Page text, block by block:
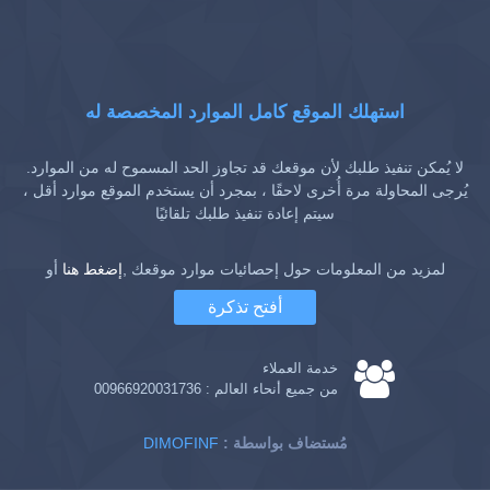
استهلك الموقع كامل الموارد المخصصة له
لا يُمكن تنفيذ طلبك لأن موقعك قد تجاوز الحد المسموح له من الموارد.
يُرجى المحاولة مرة أُخرى لاحقًا ، بمجرد أن يستخدم الموقع موارد أقل ،
سيتم إعادة تنفيذ طلبك تلقائيًا
لمزيد من المعلومات حول إحصائيات موارد موقعك ,إضغط هنا أو
أفتح تذكرة
خدمة العملاء
من جميع أنحاء العالم : 00966920031736
DIMOFINF : مُستضاف بواسطة